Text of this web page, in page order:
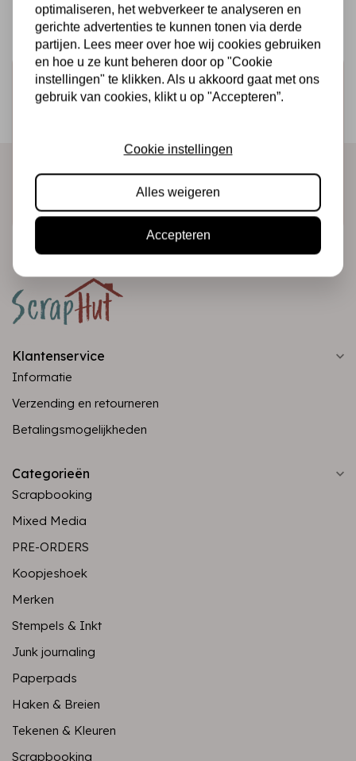
Schrijf je in voor de nieuwsbrief
Ontvang als eerste onze actie en nieuwe producten
Klantenservice
Informatie
Verzending en retourneren
Betalingsmogelijkheden
Categorieën
Scrapbooking
Mixed Media
PRE-ORDERS
Koopjeshoek
Merken
Stempels & Inkt
Junk journaling
Paperpads
Haken & Breien
Tekenen & Kleuren
Scrapbooking
optimaliseren, het webverkeer te analyseren en
gerichte advertenties te kunnen tonen via derde
partijen. Lees meer over hoe wij cookies gebruiken
en hoe u ze kunt beheren door op "Cookie
instellingen" te klikken. Als u akkoord gaat met ons
gebruik van cookies, klikt u op "Accepteren”.
Cookie instellingen
Alles weigeren
Accepteren